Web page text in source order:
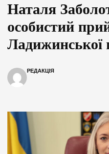
Наталя
особистий
Ладижинської
РЕДАКЦІЯ